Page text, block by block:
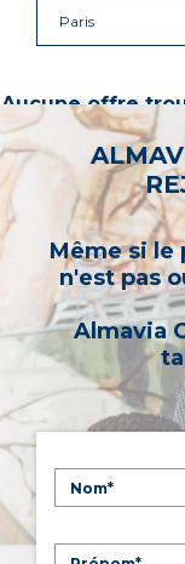
Paris
Aucune offre
d’autres mots-
Même si le
n'est pas
Almavia